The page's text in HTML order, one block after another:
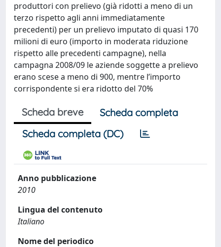
produttori con prelievo (già ridotti a meno di un
terzo rispetto agli anni immediatamente
precedenti) per un prelievo imputato di quasi 170
milioni di euro (importo in moderata riduzione
rispetto alle precedenti campagne), nella
campagna 2008/09 le aziende soggette a prelievo
erano scese a meno di 900, mentre l’importo
corrispondente si era ridotto del 70%
Scheda breve
Scheda completa
Scheda completa (DC)
Anno pubblicazione
2010
Lingua del contenuto
Italiano
Nome del periodico